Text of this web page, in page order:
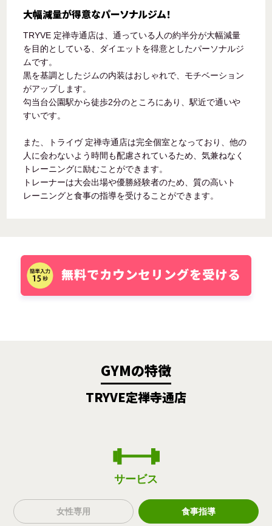
大幅減量が得意なパーソナルジム！
TRYVE 定禅寺通店は、通っている人の約半分が大幅減量
を目的としている、ダイエットを得意としたパーソナルジ
ムです。
黒を基調としたジムの内装はおしゃれで、モチベーション
がアップします。
勾当台公園駅から徒歩2分のところにあり、駅近で通いや
すいです。
また、トライヴ 定禅寺通店は完全個室となっており、他の
人に会わないよう時間も配慮されているため、気兼ねなく
トレーニングに励むことができます。
トレーナーは大会出場や優勝経験者のため、質の高いト
レーニングと食事の指導を受けることができます。
GYMの特徴
TRYVE定禅寺通店
サービス
女性専用 食事指導